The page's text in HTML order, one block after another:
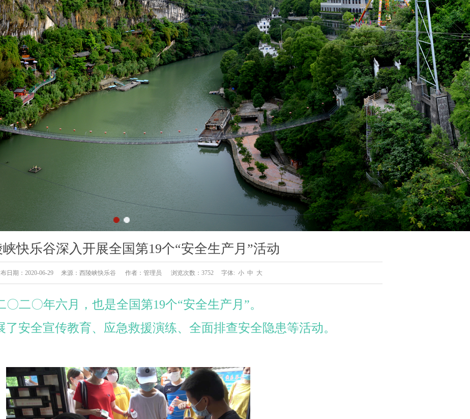
快乐谷深入开展全国第19个“安全生产月”活动
日期：2020-06-29 来源：西陵峡快乐谷 作者：管理员 浏览次数： 3752 字体: 小 中 大
〇二〇年六月，也是全国第19个“安全生产月”。
了安全宣传教育、应急救援演练、全面排查安全隐患等活动。